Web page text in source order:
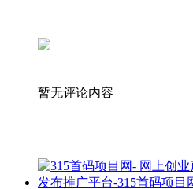
暂无评论内容